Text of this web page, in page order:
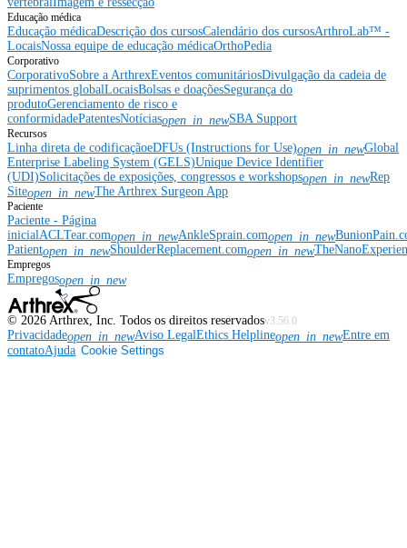
Educação médica
Educação médicaDescrição dos cursosCalendário dos cursosArthroLab™ -
LocaisNossa equipe de educação médicaOrthoPedia
Corporativo
CorporativoSobre a ArthrexEventos comunitáriosDivulgação da cadeia de
suprimentos globalLocaisBolsas e doaçõesSegurança do
produtoGerenciamento de risco e
conformidadePatentesNotíciasopen_in_newSBA Support
Recursos
Linha direta de codificaçãoeDFUs (Instructions for Use)open_in_newGlobal
Enterprise Labeling System (GELS)Unique Device Identifier
(UDI)Solicitações de exposições, congressos e workshopsopen_in_newRep
Siteopen_in_newThe Arthrex Surgeon App
Paciente
Paciente - Página
inicialACLTear.comopen_in_newAnkleSprain.comopen_in_new
Patientopen_in_newShoulderReplacement.comopen_in_new
Empregos
Empregosopen_in_new
© 2026 Arthrex, Inc. Todos os direitos reservadosv3.56.0
Privacidadeopen_in_newAviso LegalEthics Helplineopen_in_newEntre em
contatoAjuda Cookie Settings